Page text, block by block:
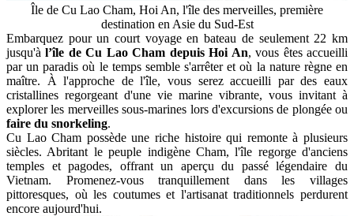
Île de Cu Lao Cham, Hoi An, l'île des merveilles, première
destination en Asie du Sud-Est
Embarquez pour un court voyage en bateau de seulement 22 km
jusqu'àl’île deCu Lao Cham depuis Hoi An, vous êtes accueilli
par un paradis où le temps semble s'arrêter et où la nature règne en
maître. À l'approche de l'île, vous serez accueilli par des eaux
cristallines regorgeant d'une vie marine vibrante, vous invitant à
explorer les merveilles sous-marines lors d'excursions de plongée ou
faire du snorkeling.
Cu Lao Cham possède une riche histoire qui remonte à plusieurs
siècles. Abritant le peuple indigène Cham, l'île regorge d'anciens
temples et pagodes, offrant un aperçu du passé légendaire du
Vietnam. Promenez-vous tranquillement dans les villages
pittoresques, où les coutumes et l'artisanat traditionnels perdurent
encore aujourd'hui.